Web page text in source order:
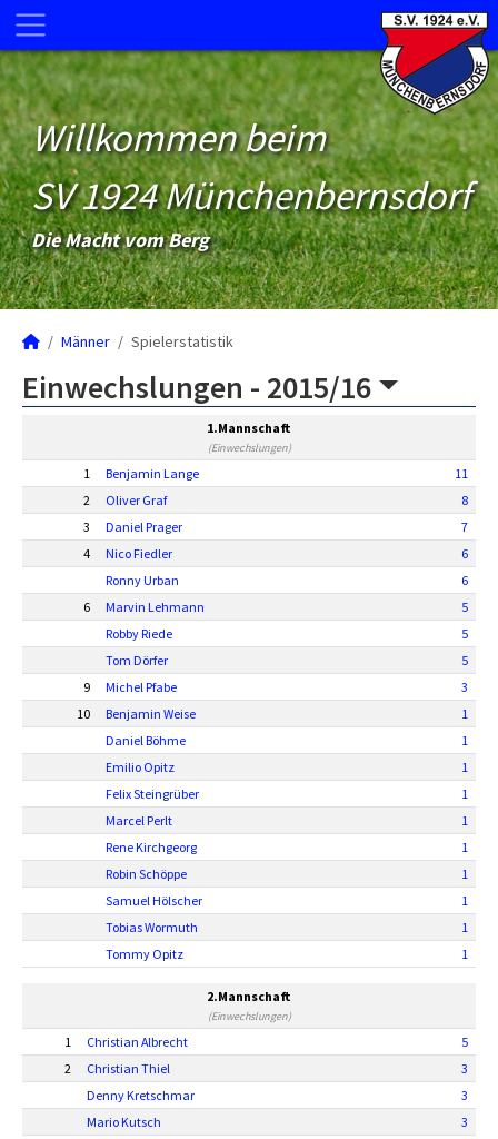
Willkommen beim
SV 1924 Münchenbernsdorf
Die Macht vom Berg
Männer Spielerstatistik
Einwechslungen - 2015/16
1.Mannschaft
(Einwechslungen)
1 Benjamin Lange
11
2
Oliver Graf
8
3
Daniel Prager
7
4
Nico Fiedler
6
Ronny Urban
6
6
Marvin Lehmann
5
Robby Riede
5
Tom Dörfer
5
9
Michel Pfabe
3
10
Benjamin Weise
1
Daniel Böhme
1
Emilio Opitz
1
Felix Steingrüber
1
Marcel Perlt
1
Rene Kirchgeorg
1
Robin Schöppe
1
Samuel Hölscher
1
Tobias Wormuth
1
Tommy Opitz
1
2.Mannschaft
(Einwechslungen)
1 Christian Albrecht
5
2
Christian Thiel
3
Denny Kretschmar
3
Mario Kutsch
3